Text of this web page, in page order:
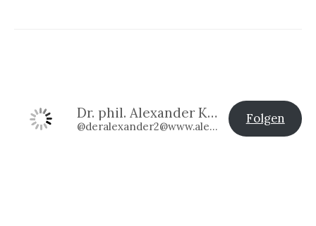
Dr. phil. Alexander Klier
@deralexander2@www.alexander-klier.net
Folgen